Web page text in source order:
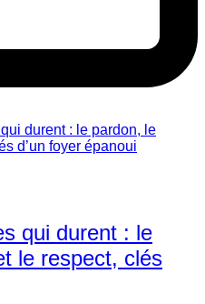
qui durent : le
le respect, clés